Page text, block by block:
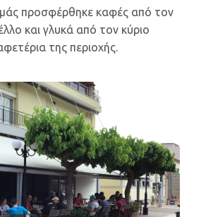
προσφέρθηκε καφές από τον
και γλυκά από τον κύριο
της περιοχής.